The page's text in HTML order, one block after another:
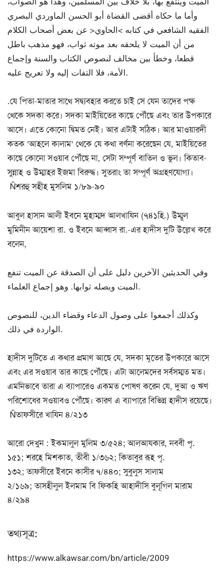
وأما ما حكاه أقضى القضاة أبو الحسن الماوردي البصري
الفقيه الشافعي في كتابه >الحاوي< عن بعض أصحاب الكلام
من أن الميت لا يلحقه بعد موته ثواب، فهو مذهب باطل
قطعا، وخطأ بين مخالف لنصوص الكتاب والسنة وإجماع
الأمة، فلا التفات إليه ولا تعريج عليه.
.যে পিতা-মাতার সাথে সদ্ব্যবহার করতে চাই সে যেন তাদের পক্ষ
থেকে সদকা করে। সদকা মাইয়িতের কাছে পৌঁছে এবং তার উপকারে
আসে। এতে কোনো দ্বিমত নেই। আর এটাই সঠিক। আর মাওয়ারদী
কতক ‘আহলে কালাম’ থেকে যে কথা বর্ণনা করেছেন যে, মাইয়িতের
কাছে কোনো সওয়াব পৌঁছে না, সেটা সম্পূর্ণ বাতিল ও ভুল। কিতাব-
সুন্নাহ ও উম্মাহর ইজমা বিরুদ্ধ। সুতরাং তা সম্পূর্ণ অগ্রহণযোগ্য।
Ñশরহু সহীহ মুসলিম ১/৮৯-৯০
আবুল হাসান আলী ইবনে মুহাম্মদ আলখাযিন (৭৪১হি.) উম্মুল
মুমিনীন আয়েশা রা. ও ইবনে আব্বাস রা.-এর হাদীস দুটি উল্লেখ করে
বলেন,
وفي الحديثين الآخرين دليل على أن الصدقة عن الميت تنفع
الميت ويصله ثوابها. وهو إجماع العلماء.
وكذلك أجمعوا على وصول الدعاء وقضاء الدين، للنصوص
الواردة في ذلك.
হাদীস দুটিতে এ কথার প্রমাণ আছে যে, সদকা মৃতের উপকারে আসে
এবং এর সওয়াব তার কাছে পৌঁছে। এটা আলেমদের সর্বসম্মত মত।
এমনিভাবে তারা এ ব্যাপারেও একমত পোষণ করেন যে, দুআ ও ঋণ
পরিশোধের সওয়াবও পৌঁছে। কারণ এ ব্যাপারে বিভিন্ন হাদীস রয়েছে।
Ñতাফসীরে খাযিন ৪/২১৩
আরো দেখুন : ইকমালুল মুলিম ৩/৫২৪; আলআযকার, নববী পৃ.
১৫১; শরহে মিশকাত, তীবী ১/৩৬২; কিতাবুর রূহ পৃ.
১৩২; তাফসীরে ইবনে কাসীর ৭/৪৪০; সুবুলুস সালাম
২/১৬৯; তাসহীলুল ইলমাম বি ফিকহি আহাদীসি বুলূগিল মারাম
৪/২৯৪
তথ্যসূত্র:
https://www.alkawsar.com/bn/article/2009